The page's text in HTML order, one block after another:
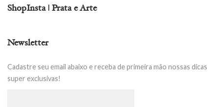
ShopInsta | Prata e Arte
Newsletter
Cadastre seu email abaixo e receba de primeira mão nossas dicas
super exclusivas!